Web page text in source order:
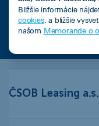
Kalkulačka úspor s
ČSOB Leasing a.s.
Bližšie informácie
cookies. a bližšie
našom Memorande o